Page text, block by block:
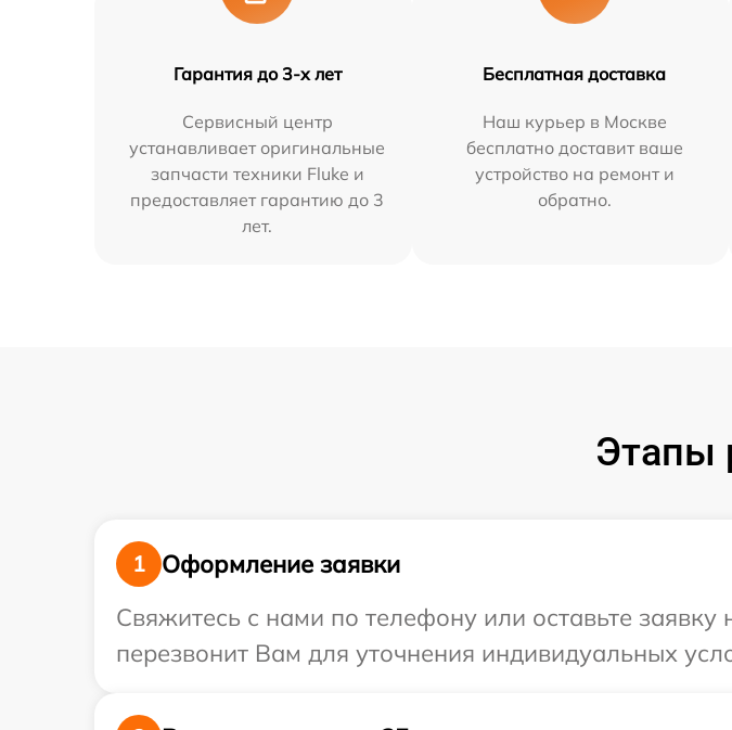
Гарантия до 3-х лет
Сервисный центр
устанавливает оригинальные
запчасти техники Fluke и
предоставляет гарантию до 3
лет.
Бесплатная доставка
Наш курьер в Москве
бесплатно доставит ваше
устройство на ремонт и
обратно.
Этапы
1
Оформление заявки
Свяжитесь с нами по телефону или оставьте
перезвонит Вам для уточнения индивидуальных